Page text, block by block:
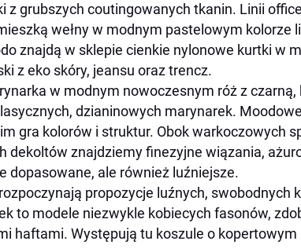
z grubszych coutingowanych tkanin. Linii office
wełny w modnym pastelowym kolorze
znajdą w sklepie cienkie nylonowe kurtki w
z eko skóry, jeansu oraz trencz.
w modnym nowoczesnym róż z
dzianinowych marynarek.
gra kolorów i struktur. Obok warkoczowych
dekoltów znajdziemy finezyjne wiązania,
dopasowane, ale również luźniejsze.
propozycje luźnych, swobodnych
to modele niezwykle kobiecych fasonów,
haftami. Występują tu koszule o kopertowym